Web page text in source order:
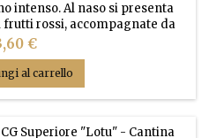
intenso. Al naso si presenta
rossi, accompagnate da
Gusto armonico, rotondo,
dalla acidità tipica della
€
al carrello